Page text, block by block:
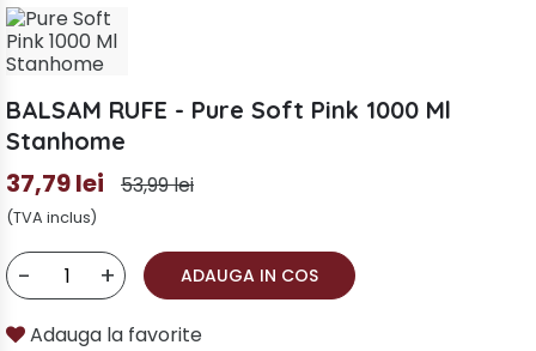
BALSAM RUFE - Pure Soft Pink 1000 Ml
Stanhome
37,79 lei 53,99 lei
(TVA inclus)
- + ADAUGA IN COS
Adauga la favorite